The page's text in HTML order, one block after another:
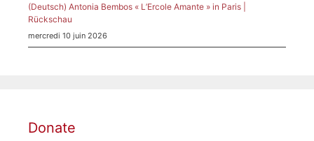
(Deutsch) Antonia Bembos « L’Ercole Amante » in Paris |
Rückschau
mercredi 10 juin 2026
Donate